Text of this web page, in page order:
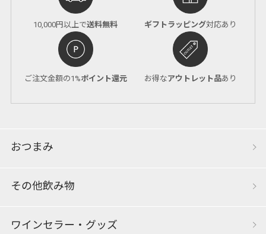
10,000円以上で送料無料 ギフトラッピング対応あり
ご注文金額の1%ポイント還元 お得なアウトレット品あり
おつまみ
その他飲み物
ワインセラー・グッズ